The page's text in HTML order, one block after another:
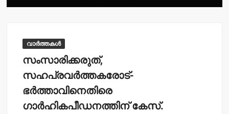
വാർത്തകൾ
സംസാരിക്കരുത്,
സഹപ്രവര്‍ത്തകരോട്-
ഭര്‍ത്താവിനെതിരെ
ഗാര്‍ഹികപീഡനത്തിന് കേസ്.